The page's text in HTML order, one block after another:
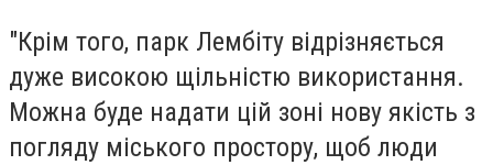
"Крім того, парк Лембіту відрізняється
дуже високою щільністю використання.
Можна буде надати цій зоні нову якість з
погляду міського простору, щоб люди